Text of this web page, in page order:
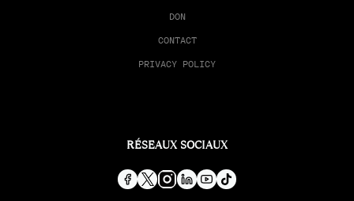
DON
CONTACT
PRIVACY POLICY
RÉSEAUX SOCIAUX